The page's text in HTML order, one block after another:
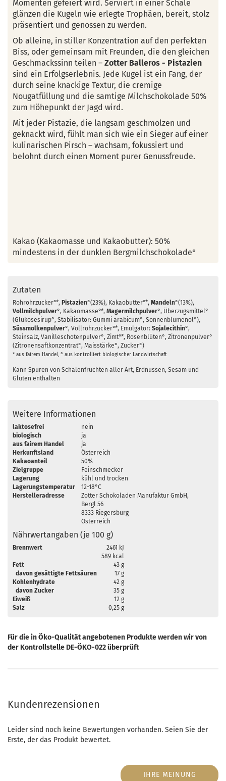
Momenten gefeiert wird. Serviert in einer Schale
glänzen die Kugeln wie erlegte Trophäen, bereit, stolz
präsentiert und genossen zu werden.
Ob alleine, in stiller Konzentration auf den perfekten
Biss, oder gemeinsam mit Freunden, die den gleichen
Geschmackssinn teilen – Zotter Balleros - Pistazien
sind ein Erfolgserlebnis. Jede Kugel ist ein Fang, der
durch seine knackige Textur, die cremige
Nougatfüllung und die samtige Milchschokolade 50%
zum Höhepunkt der Jagd wird.
Mit jeder Pistazie, die langsam geschmolzen und
geknackt wird, fühlt man sich wie ein Sieger auf einer
kulinarischen Pirsch – wachsam, fokussiert und
belohnt durch einen Moment purer Genussfreude.
Kakao (Kakaomasse und Kakaobutter): 50%
mindestens in der dunklen Bergmilchschokolade°
Zutaten
Rohrohrzucker°*, Pistazien°(23%), Kakaobutter°*, Mandeln°(13%),
Vollmilchpulver°, Kakaomasse°*, Magermilchpulver°, Überzugsmittel°
(Glukosesirup°, Stabilisator: Gummi arabicum°, Sonnenblumenöl°),
Süssmolkenpulver°, Vollrohrzucker°*, Emulgator: Sojalecithin°,
Steinsalz, Vanilleschotenpulver°, Zimt°*, Rosenblüten°, Zitronenpulver°
(Zitronensaftkonzentrat°, Maisstärke°, Zucker°)
* aus fairem Handel, ° aus kontrolliert biologischer Landwirtschaft
Kann Spuren von Schalenfrüchten aller Art, Erdnüssen, Sesam und
Gluten enthalten
Weitere Informationen
laktosefrei
nein
biologisch
ja
aus fairem Handel
ja
Herkunftsland
Österreich
Kakaoanteil
50%
Zielgruppe
Feinschmecker
Lagerung
kühl und trocken
Lagerungstemperatur 12-18°C
Herstelleradresse
Zotter Schokoladen Manufaktur GmbH,
Bergl 56
8333 Riegersburg
Österreich
Nährwertangaben (je 100 g)
Brennwert
2461 kJ
589 kcal
Fett
43 g
davon gesättigte Fettsäuren
17 g
Kohlenhydrate
42 g
davon Zucker
35 g
Eiweiß
12 g
Salz
0,25 g
Für die in Öko-Qualität angebotenen Produkte werden wir von
der Kontrollstelle DE-ÖKO-022 überprüft
Kundenrezensionen
Leider sind noch keine Bewertungen vorhanden. Seien Sie der
Erste, der das Produkt bewertet.
IHRE MEINUNG